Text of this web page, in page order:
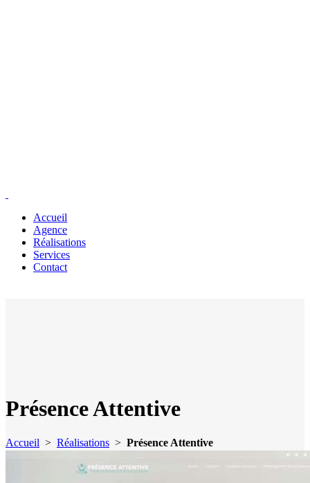
Accueil
Agence
Réalisations
Services
Contact
Présence Attentive
Accueil > Réalisations > Présence Attentive